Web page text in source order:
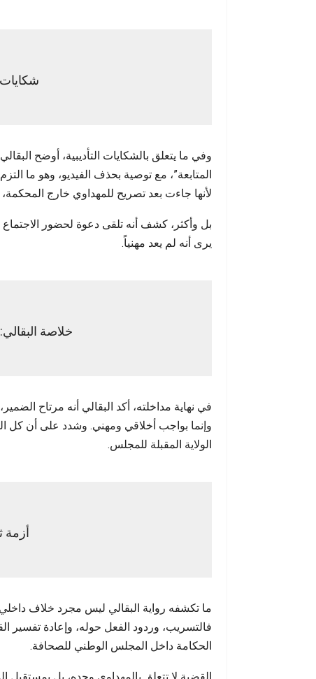
شكايات
وفي ما يتعلق بالشكايات التأديبية، أوضح
المتابعة”، مع توصية بحذف الفيديو، وهو ما
لأنها جاءت بعد تصريح للمهداوي خارج
بل وأكثر، كشف أنه تلقى دعوة لحضور
يرى أنه لم يعد مهنياً.
خلاصة
في نهاية مداخلته، أكد البقالي أنه مرتاح
وإنما بواجب أخلاقي ومهني. وشدد على أن كل
الولاية المقبلة للمجلس.
ما تكشفه رواية البقالي ليس مجرد خلاف
فالتسريب، وردود الفعل حوله، وإعادة تفسير
الحكامة داخل المجلس الوطني للصحافة.